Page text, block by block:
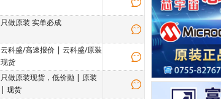
只做原装 实单必成
云科盛/高速报价 | 云科盛/原装
现货
只做原装现货，低价抛 | 原装
| 现货